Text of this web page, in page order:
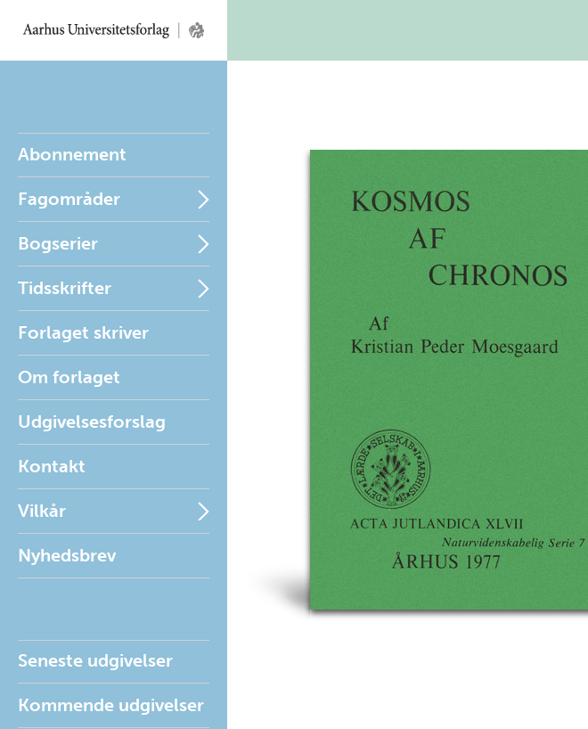
Abonnement
Fagområder
Bogserier
Tidsskrifter
Forlaget skriver
Om forlaget
Udgivelsesforslag
Kontakt
Vilkår
Nyhedsbrev
Seneste udgivelser
Kommende udgivelser